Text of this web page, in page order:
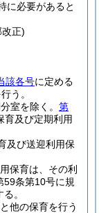
に必要があると
正)
該各号に定める
う。
室を除く。 第
及び定期利用
及び送迎利用保
保育は、その利
59条第10号に規
。
他の保育を行う